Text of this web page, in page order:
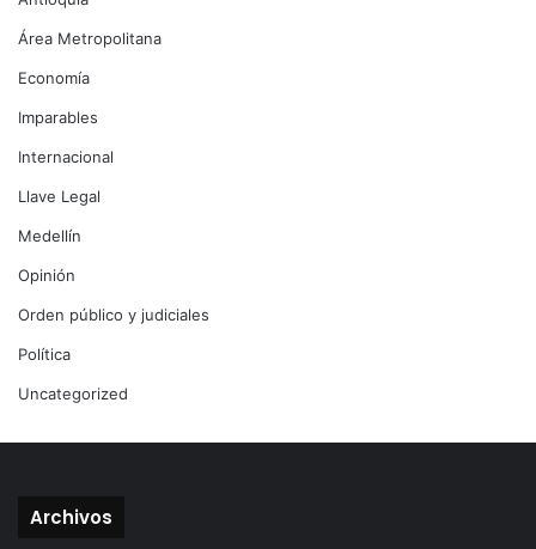
Área Metropolitana
Economía
Imparables
Internacional
Llave Legal
Medellín
Opinión
Orden público y judiciales
Política
Uncategorized
Archivos